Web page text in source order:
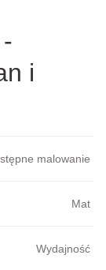
i
malowanie
Mat
Wydajność